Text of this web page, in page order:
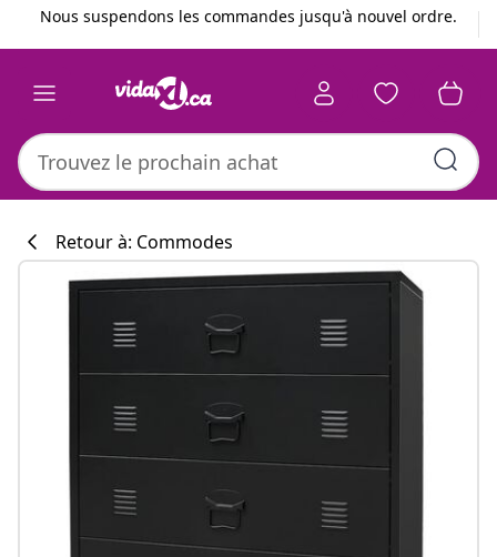
Précédent
Suivant
Nous suspendons les commandes jusqu'à nouvel ordre.
Retour à: Commodes